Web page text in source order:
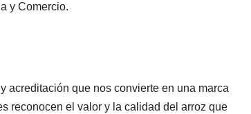
y Comercio.
acreditación que nos convierte en una marca
reconocen el valor y la calidad del arroz que